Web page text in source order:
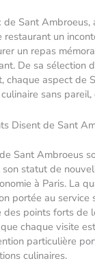
Sant Ambroeus,
restaurant un
un repas
De sa sélection
chaque aspect de
sans pareil,
Disent de Sant
Sant Ambroeus
statut de
à Paris. La
portée au service
des points forts de
chaque visite
particulière
culinaires.